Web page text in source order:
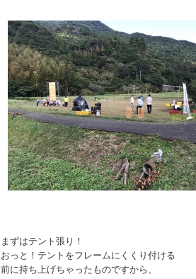
まずはテント張り！
おっと！テントをフレームにくくり付ける
前に持ち上げちゃったものですから、